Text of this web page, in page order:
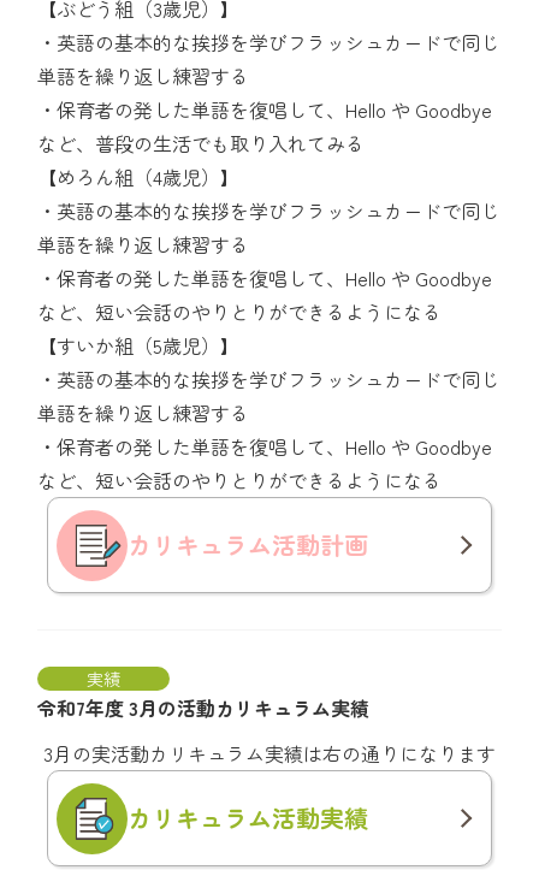
【ぶどう組（3歳児）】
・英語の基本的な挨拶を学びフラッシュカードで同じ
単語を繰り返し練習する
・保育者の発した単語を復唱して、Hello や Goodbye
など、普段の生活でも取り入れてみる
【めろん組（4歳児）】
・英語の基本的な挨拶を学びフラッシュカードで同じ
単語を繰り返し練習する
・保育者の発した単語を復唱して、Hello や Goodbye
など、短い会話のやりとりができるようになる
【すいか組（5歳児）】
・英語の基本的な挨拶を学びフラッシュカードで同じ
単語を繰り返し練習する
・保育者の発した単語を復唱して、Hello や Goodbye
など、短い会話のやりとりができるようになる
カリキュラム活動計画
実績
令和7年度 3月の活動カリキュラム実績
3月の実活動カリキュラム実績は右の通りになります
カリキュラム活動実績